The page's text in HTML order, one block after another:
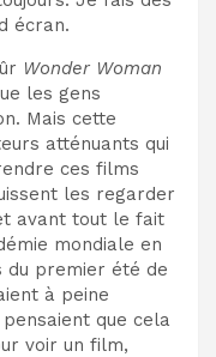
écran.
Wonder Woman
les gens
Mais cette
atténuants qui
ces films
les regarder
avant tout le fait
mondiale en
du premier été de
à peine
que cela
voir un film,